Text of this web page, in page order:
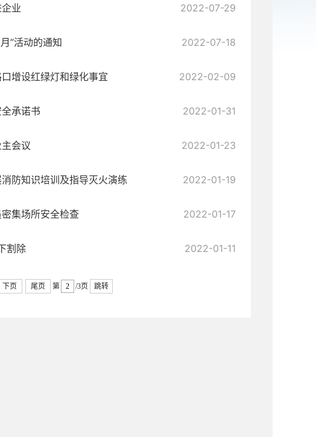
业 2022-07-29
”活动的通知 2022-07-18
增设红绿灯和绿化事宜 2022-02-09
承诺书 2022-01-31
会议 2022-01-23
防知识培训及指导灭火演练 2022-01-19
集场所安全检查 2022-01-17
割除 2022-01-11
下页 尾页 第 /3页 跳转